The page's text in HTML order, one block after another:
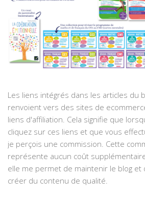
Les liens intégrés dans les articles du
renvoient vers des sites de
liens d'affiliation. Cela signifie que
cliquez sur ces liens et que vous
je perçois une commission. Cette
représente aucun coût
elle me permet de maintenir le blog et
créer du contenu de qualité.